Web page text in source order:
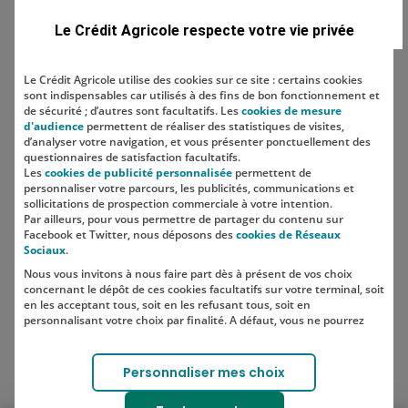
Comment construire sa stratégie
d'épargne ?
SUIVEZ-NOUS SUR LES RÉSEAUX
SOCIAUX
Le Crédit Agricole respecte votre vie privée
Le Crédit Agricole utilise des cookies sur ce site : certains cookies
sont indispensables car utilisés à des fins de bon fonctionnement et
de sécurité ; d’autres sont facultatifs. Lescookies de mesure
d'audience permettent de réaliser des statistiques de visites,
d’analyser votre navigation, et vous présenter ponctuellement des
questionnaires de satisfaction facultatifs.
Lescookies de publicité personnalisée permettent de
personnaliser votre parcours, les publicités, communications et
sollicitations de prospection commerciale à votre intention.
Par ailleurs, pour vous permettre de partager du contenu sur
Facebook et Twitter, nous déposons descookies de Réseaux
Sociaux.
Nous vous invitons à nous faire part dès à présent de vos choix
concernant le dépôt de ces cookies facultatifs sur votre terminal, soit
en les acceptant tous, soit en les refusant tous, soit en
personnalisant votre choix par finalité. A défaut, vous ne pourrez
Votre choix est libre et peut être modifié à tout moment, en cliquant
sur le lien "Cookies", en bas de page.
Pour en savoir plus sur les responsables de traitement et les
Personnaliser mes choix